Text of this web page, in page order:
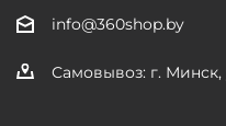
info@360shop.by
Самовывоз: г. Минск,